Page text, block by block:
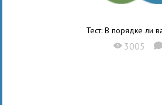
Тест: В порядке ли
X 3005